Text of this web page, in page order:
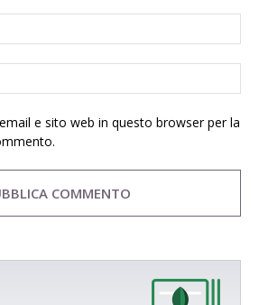
e sito web in questo browser per la